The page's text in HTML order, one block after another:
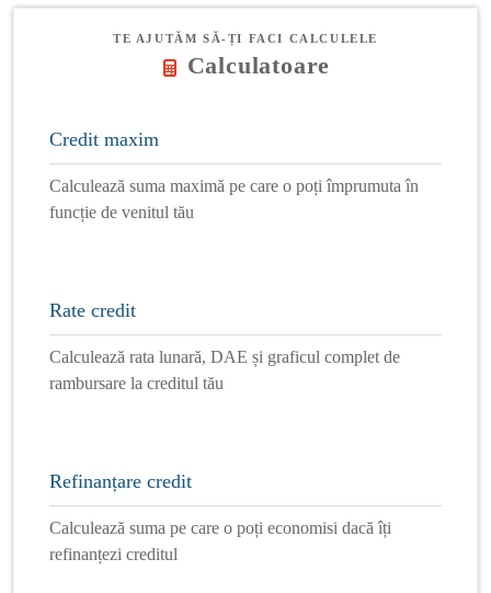
TE AJUTĂM SĂ-ȚI FACI CALCULELE
Calculatoare
Credit maxim
Calculează suma maximă pe care o poți împrumuta în
funcție de venitul tău
Rate credit
Calculează rata lunară, DAE și graficul complet de
rambursare la creditul tău
Refinanțare credit
Calculează suma pe care o poți economisi dacă îți
refinanțezi creditul